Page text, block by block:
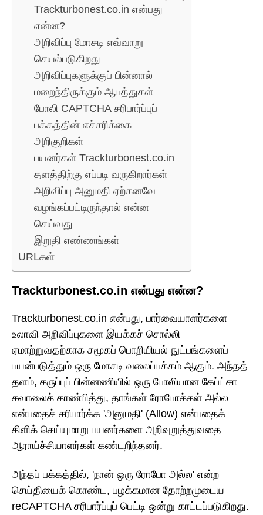
Trackturbonest.co.in என்பது
என்ன?
அறிவிப்பு மோசடி எவ்வாறு
செயல்படுகிறது
அறிவிப்புகளுக்குப் பின்னால்
மறைந்திருக்கும் ஆபத்துகள்
போலி CAPTCHA சரிபார்ப்புப்
பக்கத்தின் எச்சரிக்கை
அறிகுறிகள்
பயனர்கள் Trackturbonest.co.in
தளத்திற்கு எப்படி வருகிறார்கள்
அறிவிப்பு அனுமதி ஏற்கனவே
வழங்கப்பட்டிருந்தால் என்ன
செய்வது
இறுதி எண்ணங்கள்
URLகள்
Trackturbonest.co.in என்பது என்ன?
Trackturbonest.co.in என்பது, பார்வையாளர்களை
உலாவி அறிவிப்புகளை இயக்கச் சொல்லி
ஏமாற்றுவதற்காக சமூகப் பொறியியல் நுட்பங்களைப்
பயன்படுத்தும் ஒரு மோசடி வலைப்பக்கம் ஆகும். அந்தத்
தளம், கருப்புப் பின்னணியில் ஒரு போலியான கேப்ட்சா
சவாலைக் காண்பித்து, தாங்கள் ரோபோக்கள் அல்ல
என்பதைச் சரிபார்க்க 'அனுமதி' (Allow) என்பதைக்
கிளிக் செய்யுமாறு பயனர்களை அறிவுறுத்துவதை
ஆராய்ச்சியாளர்கள் கண்டறிந்தனர்.
அந்தப் பக்கத்தில், 'நான் ஒரு ரோபோ அல்ல' என்ற
செய்தியைக் கொண்ட, பழக்கமான தோற்றமுடைய
reCAPTCHA சரிபார்ப்புப் பெட்டி ஒன்று காட்டப்படுகிறது.